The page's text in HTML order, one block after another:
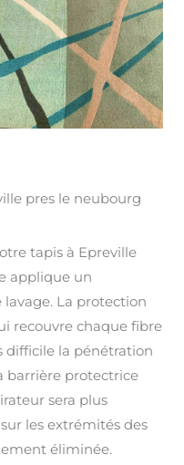
pres le neubourg
tapis à Epreville
applique un
La protection
recouvre chaque fibre
difficile la pénétration
barrière protectrice
sera plus
les extrémités des
éliminée.